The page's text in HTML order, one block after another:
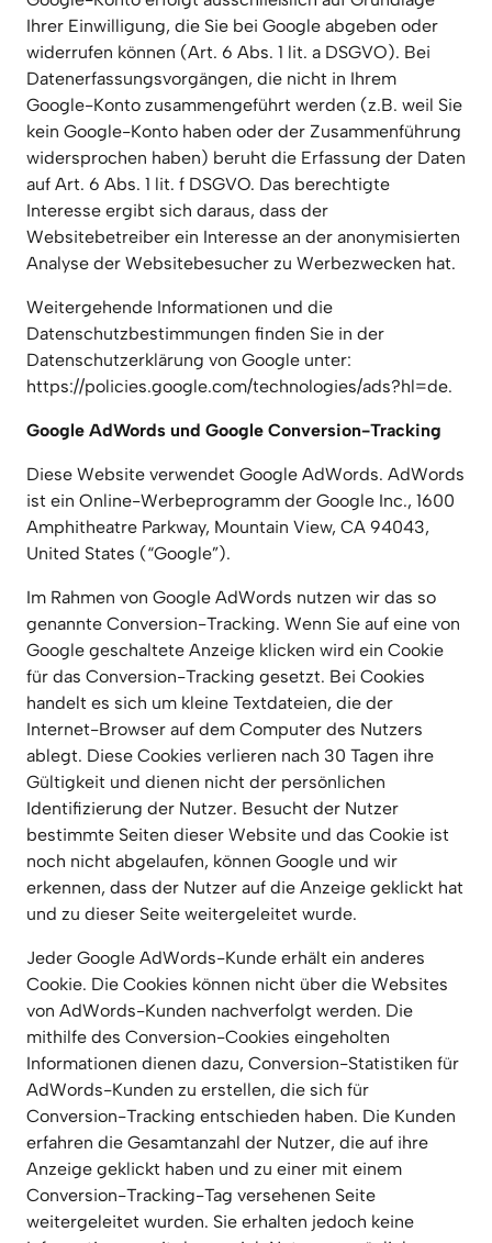
Ihrer Einwilligung, die Sie bei Google abgeben oder
widerrufen können (Art. 6 Abs. 1 lit. a DSGVO). Bei
Datenerfassungsvorgängen, die nicht in Ihrem
Google-Konto zusammengeführt werden (z.B. weil Sie
kein Google-Konto haben oder der Zusammenführung
widersprochen haben) beruht die Erfassung der Daten
auf Art. 6 Abs. 1 lit. f DSGVO. Das berechtigte
Interesse ergibt sich daraus, dass der
Websitebetreiber ein Interesse an der anonymisierten
Analyse der Websitebesucher zu Werbezwecken hat.
Weitergehende Informationen und die
Datenschutzbestimmungen finden Sie in der
Datenschutzerklärung von Google unter:
https://policies.google.com/technologies/ads?hl=de.
Google AdWords und Google Conversion-Tracking
Diese Website verwendet Google AdWords. AdWords
ist ein Online-Werbeprogramm der Google Inc., 1600
Amphitheatre Parkway, Mountain View, CA 94043,
United States (“Google”).
Im Rahmen von Google AdWords nutzen wir das so
genannte Conversion-Tracking. Wenn Sie auf eine von
Google geschaltete Anzeige klicken wird ein Cookie
für das Conversion-Tracking gesetzt. Bei Cookies
handelt es sich um kleine Textdateien, die der
Internet-Browser auf dem Computer des Nutzers
ablegt. Diese Cookies verlieren nach 30 Tagen ihre
Gültigkeit und dienen nicht der persönlichen
Identifizierung der Nutzer. Besucht der Nutzer
bestimmte Seiten dieser Website und das Cookie ist
noch nicht abgelaufen, können Google und wir
erkennen, dass der Nutzer auf die Anzeige geklickt hat
und zu dieser Seite weitergeleitet wurde.
Jeder Google AdWords-Kunde erhält ein anderes
Cookie. Die Cookies können nicht über die Websites
von AdWords-Kunden nachverfolgt werden. Die
mithilfe des Conversion-Cookies eingeholten
Informationen dienen dazu, Conversion-Statistiken für
AdWords-Kunden zu erstellen, die sich für
Conversion-Tracking entschieden haben. Die Kunden
erfahren die Gesamtanzahl der Nutzer, die auf ihre
Anzeige geklickt haben und zu einer mit einem
Conversion-Tracking-Tag versehenen Seite
weitergeleitet wurden. Sie erhalten jedoch keine